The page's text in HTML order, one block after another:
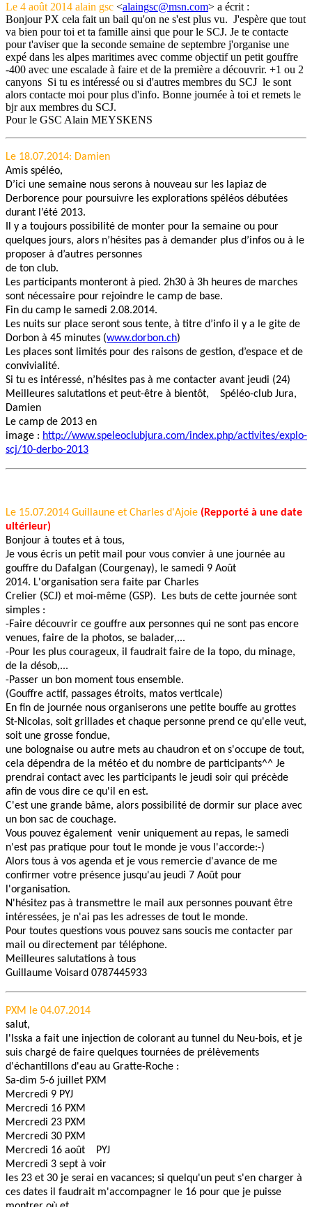
Le 4 août 2014 alain gsc <
> a écrit :
Bonjour PX cela fait un bail qu'on ne s'est plus vu. J'espère que tout
va bien pour toi et ta famille ainsi que pour le SCJ. Je te contacte
pour t'aviser que la seconde semaine de septembre j'organise une
expé dans les alpes maritimes avec comme objectif un petit gouffre
-400 avec une escalade à faire et de la première a découvrir. +1 ou 2
canyons Si tu es intéressé ou si d'autres membres du SCJ le sont
alors contacte moi pour plus d'info. Bonne journée à toi et remets le
bjr aux membres du SCJ.
Pour le GSC Alain MEYSKENS
Le 18.07.2014: Damien
Amis spéléo,
D’ici une semaine nous serons à nouveau sur les lapiaz de
Derborence pour poursuivre les explorations spéléos débutées
durant l’été 2013.
Il y a toujours possibilité de monter pour la semaine ou pour
quelques jours, alors n’hésites pas à demander plus d’infos ou à le
proposer à d’autres personnes
de ton club.
Les participants monteront à pied. 2h30 à 3h heures de marches
sont nécessaire pour rejoindre le camp de base.
Fin du camp le samedi 2.08.2014.
Les nuits sur place seront sous tente, à titre d’info il y a le gite de
Dorbon à 45 minutes (www.dorbon.ch)
Les places sont limités pour des raisons de gestion, d’espace et de
convivialité.
Si tu es intéressé, n’hésites pas à me contacter avant jeudi (24)
Meilleures salutations et peut-être à bientôt, Spéléo-club Jura,
Damien
Le camp de 2013 en
image : http://www.speleoclubjura.com/index.php/activites/explo-
scj/10-derbo-2013
Le 15.07.2014 Guillaune et Charles d'Ajoie (Repporté à une date
ultérieur)
Bonjour à toutes et à tous,
Je vous écris un petit mail pour vous convier à une journée au
gouffre du Dafalgan (Courgenay), le samedi 9 Août
2014. L'organisation sera faite par Charles
Crelier (SCJ) et moi-même (GSP). Les buts de cette journée sont
simples :
-Faire découvrir ce gouffre aux personnes qui ne sont pas encore
venues, faire de la photos, se balader,...
-Pour les plus courageux, il faudrait faire de la topo, du minage,
de la désob,...
-Passer un bon moment tous ensemble.
(Gouffre actif, passages étroits, matos verticale)
En fin de journée nous organiserons une petite bouffe au grottes
St-Nicolas, soit grillades et chaque personne prend ce qu'elle veut,
soit une grosse fondue,
une bolognaise ou autre mets au chaudron et on s'occupe de tout,
cela dépendra de la météo et du nombre de participants^^ Je
prendrai contact avec les participants le jeudi soir qui précède
afin de vous dire ce qu'il en est.
C'est une grande bâme, alors possibilité de dormir sur place avec
un bon sac de couchage.
Vous pouvez également venir uniquement au repas, le samedi
n'est pas pratique pour tout le monde je vous l'accorde:-)
Alors tous à vos agenda et je vous remercie d'avance de me
confirmer votre présence jusqu'au jeudi 7 Août pour
l'organisation.
N'hésitez pas à transmettre le mail aux personnes pouvant être
intéressées, je n'ai pas les adresses de tout le monde.
Pour toutes questions vous pouvez sans soucis me contacter par
mail ou directement par téléphone.
Meilleures salutations à tous
Guillaume Voisard 0787445933
PXM le 04.07.2014
salut,
l'Isska a fait une injection de colorant au tunnel du Neu-bois, et je
suis chargé de faire quelques tournées de prélèvements
d'échantillons d'eau au Gratte-Roche :
Sa-dim 5-6 juillet PXM
Mercredi 9 PYJ
Mercredi 16 PXM
Mercredi 23 PXM
Mercredi 30 PXM
Mercredi 16 août PYJ
Mercredi 3 sept à voir
les 23 et 30 je serai en vacances; si quelqu'un peut s'en charger à
ces dates il faudrait m'accompagner le 16 pour que je puisse